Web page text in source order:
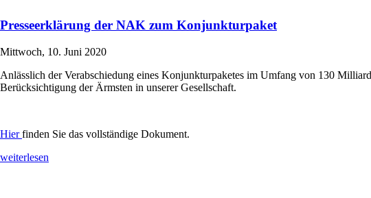
Presseerklärung der NAK zum Konjunkturpaket
Mittwoch, 10. Juni 2020
Anlässlich der Verabschiedung eines Konjunkturpaketes im Umfang von 130
Berücksichtigung der Ärmsten in unserer Gesellschaft.
Hierfinden Sie das vollständige Dokument.
weiterlesen